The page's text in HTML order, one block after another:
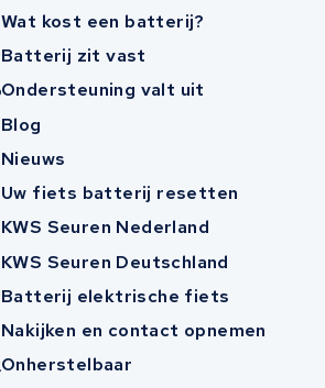
Wat kost een batterij?
Batterij zit vast
Ondersteuning valt uit
Blog
Nieuws
Uw fiets batterij resetten
KWS Seuren Nederland
KWS Seuren Deutschland
Batterij elektrische fiets
Nakijken en contact opnemen
Onherstelbaar